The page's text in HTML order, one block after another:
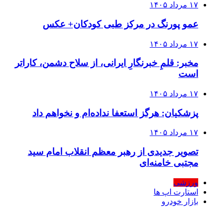
۱۷ مرداد ۱۴۰۵
عمو پورنگ در مرکز طبی کودکان+ عکس
۱۷ مرداد ۱۴۰۵
مخبر: قلمِ خبرنگارِ ایرانی، از سلاح دشمن، کاراتر
است
۱۷ مرداد ۱۴۰۵
پزشکیان: هرگز استعفا نداده‌ام و نخواهم داد
۱۷ مرداد ۱۴۰۵
تصویر جدیدی از رهبر معظم انقلاب امام سید
مجتبی خامنه‌ای
ورزشی
استارت اپ ها
بازار خودرو